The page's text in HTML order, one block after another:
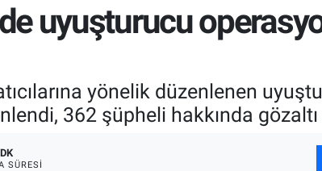
6660.55 0
BİST100
uyuşturucu
yönelik düzenlenen
362 şüpheli hakkında gözaltı
SÜRESI